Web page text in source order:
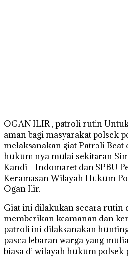
OGAN ILIR , patroli rutin
aman bagi masyarakat polsek
melaksanakan giat Patroli Beat
hukum nya mulai sekitaran
Kandi – Indomaret dan SPBU
Keramasan Wilayah Hukum
Ogan Ilir.
Giat ini dilakukan secara rutin
memberikan keamanan dan
patroli ini dilaksanakan
pasca lebaran warga yang
biasa di wilayah hukum polsek